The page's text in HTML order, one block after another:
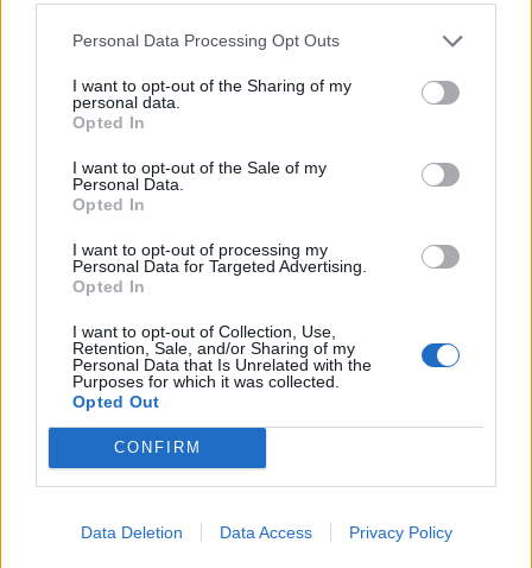
Personal Data Processing Opt Outs
I want to opt-out of the Sharing of my
personal data.
Opted In
I want to opt-out of the Sale of my
Personal Data.
Opted In
I want to opt-out of processing my
Personal Data for Targeted Advertising.
Opted In
I want to opt-out of Collection, Use,
Retention, Sale, and/or Sharing of my
Personal Data that Is Unrelated with the
Purposes for which it was collected.
Opted Out
CONFIRM
Data Deletion Data Access Privacy Policy
Katso myös:Kärpät räväytti – Ville Mäntymaa ulos, Petri
Kärpät räväytti – Ville
Mäntymaa ulos, Petri
Matikainen tilalle
Jesse Puljujärvi teki NHL-
sopimuksen Floridan kanssa
LIITTYVÄT ARTIKKELIT LISÄÄ TEKIJÄLTÄ
Leijonat julkisti ketjut Sveitsi-peliin –